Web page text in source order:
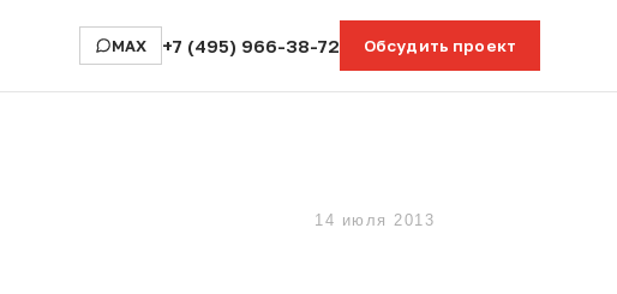
MAX +7 (495) 966-38-72 Обсудить проект
14 июля 2013